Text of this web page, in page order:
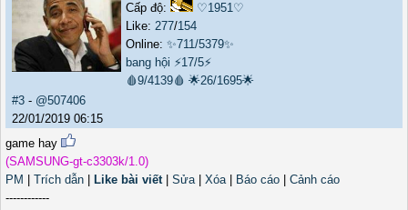
Cấp độ:
♡1951♡
Like: 277/154
Online: ✨711/5379✨
bang hội ⚡17/5⚡
🩸9/4139🩸 🌟26/1695🌟
#3 - @507406
22/01/2019 06:15
game hay
(SAMSUNG-gt-c3303k/1.0)
PM
Trích dẫn Like bài viết| Sửa| Xóa| Báo cáo
Cảnh cáo
------------